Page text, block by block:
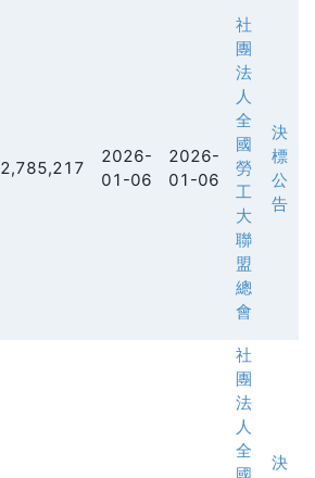
2,785,217
2026-
01-06
2026-
01-06
社
團
法
人
全
國
勞
工
大
聯
盟
總
會
決
標
公
告
社
團
法
人
全
決